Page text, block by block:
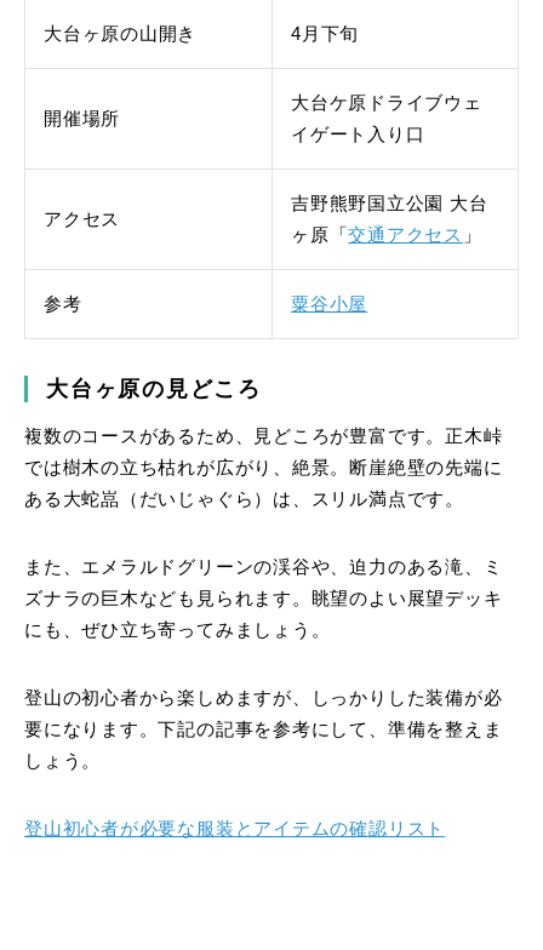
大台ヶ原の山開き 4月下旬
開催場所
大台ケ原ドライブウェ
イゲート入り口
アクセス
吉野熊野国立公園 大台
ヶ原「交通アクセス 」
参考 粟谷小屋
大台ヶ原の見どころ
複数のコースがあるため、見どころが豊富です。正木峠
では樹木の立ち枯れが広がり、絶景。断崖絶壁の先端に
ある大蛇嵓（だいじゃぐら）は、スリル満点です。
また、エメラルドグリーンの渓谷や、迫力のある滝、ミ
ズナラの巨木なども見られます。眺望のよい展望デッキ
にも、ぜひ立ち寄ってみましょう。
登山の初心者から楽しめますが、しっかりした装備が必
要になります。下記の記事を参考にして、準備を整えま
しょう。
登山初心者が必要な服装とアイテムの確認リスト